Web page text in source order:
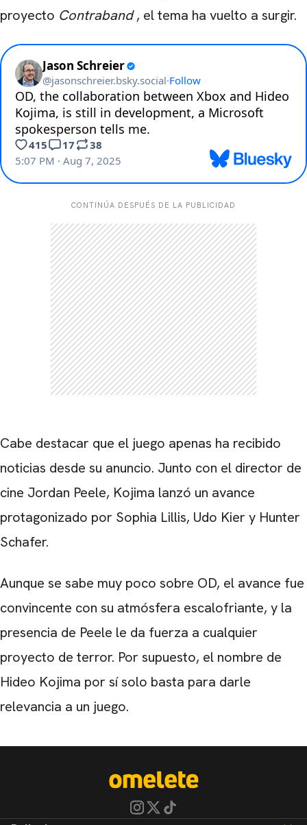
proyecto Contraband, el tema ha vuelto a surgir.
CONTINÚA DESPUÉS DE LA PUBLICIDAD
Cabe destacar que el juego apenas ha recibido
noticias desde su anuncio. Junto con el director de
cine Jordan Peele, Kojima lanzó un avance
protagonizado por Sophia Lillis, Udo Kier y Hunter
Schafer.
Aunque se sabe muy poco sobre OD, el avance fue
convincente con su atmósfera escalofriante, y la
presencia de Peele le da fuerza a cualquier
proyecto de terror. Por supuesto, el nombre de
Hideo Kojima por sí solo basta para darle
relevancia a un juego.
CARREGANDO PUBLICIDADE